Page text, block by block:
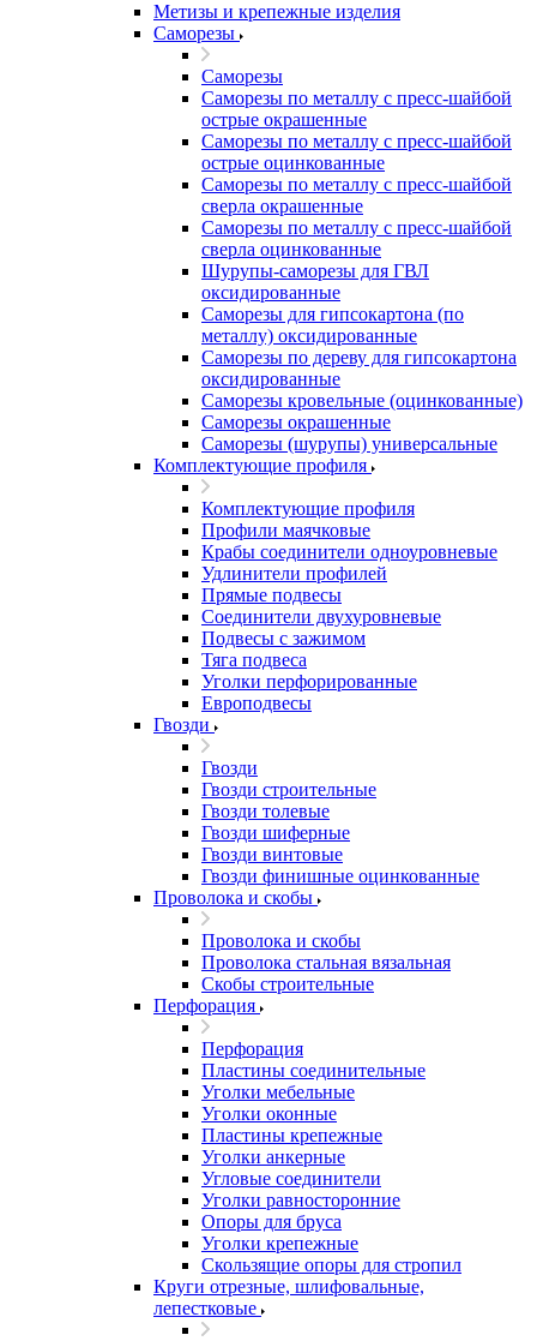
Метизы и крепежные изделия
Саморезы
Саморезы
Саморезы по металлу с пресс-шайбой
острые окрашенные
Саморезы по металлу с пресс-шайбой
острые оцинкованные
Саморезы по металлу с пресс-шайбой
сверла окрашенные
Саморезы по металлу с пресс-шайбой
сверла оцинкованные
Шурупы-саморезы для ГВЛ
оксидированные
Саморезы для гипсокартона (по
металлу) оксидированные
Саморезы по дереву для гипсокартона
оксидированные
Саморезы кровельные (оцинкованные)
Саморезы окрашенные
Саморезы (шурупы) универсальные
Комплектующие профиля
Комплектующие профиля
Профили маячковые
Крабы соединители одноуровневые
Удлинители профилей
Прямые подвесы
Соединители двухуровневые
Подвесы с зажимом
Тяга подвеса
Уголки перфорированные
Европодвесы
Гвозди
Гвозди
Гвозди строительные
Гвозди толевые
Гвозди шиферные
Гвозди винтовые
Гвозди финишные оцинкованные
Проволока и скобы
Проволока и скобы
Проволока стальная вязальная
Скобы строительные
Перфорация
Перфорация
Пластины соединительные
Уголки мебельные
Уголки оконные
Пластины крепежные
Уголки анкерные
Угловые соединители
Уголки равносторонние
Опоры для бруса
Уголки крепежные
Скользящие опоры для стропил
Круги отрезные, шлифовальные,
лепестковые